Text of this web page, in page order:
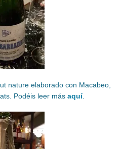
nature elaborado con Macabeo,
Podéis leer más aquí.